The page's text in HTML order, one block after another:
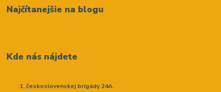
Najčítanejšie na blogu
Kde nás nájdete
československej brigády 24A